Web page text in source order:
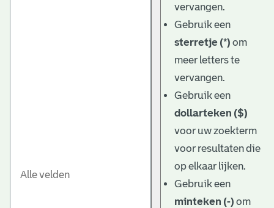
vervangen.
Gebruik een
sterretje (*) om
meer letters te
vervangen.
Gebruik een
dollarteken ($)
voor uw zoekterm
voor resultaten die
op elkaar lijken.
Gebruik een
minteken (-) om